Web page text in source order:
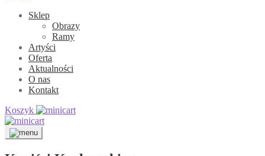
Sklep
Obrazy
Ramy
Artyści
Oferta
Aktualności
O nas
Kontakt
Koszyk